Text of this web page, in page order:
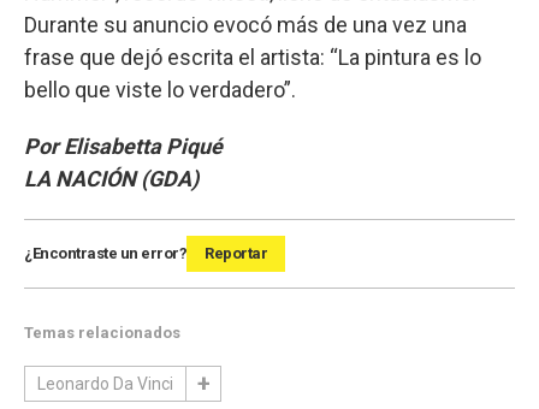
Durante su anuncio evocó más de una vez una
frase que dejó escrita el artista: “La pintura es lo
bello que viste lo verdadero”.
Por Elisabetta Piqué
LA NACIÓN (GDA)
¿Encontraste un error? Reportar
Temas relacionados
Leonardo Da Vinci